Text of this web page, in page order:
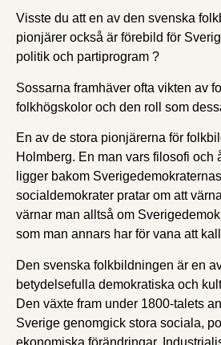
Visste du att en av den svenska
pionjärer också är förebild för
politik och partiprogram ?
Sossarna framhäver ofta vikten av
folkhögskolor och den roll som
En av de stora pionjärerna för
Holmberg. En man vars filosofi och
ligger bakom
socialdemokrater pratar om att
värnar man alltså om
som man annars har för vana att
Den svenska folkbildningen är en
betydelsefulla demokratiska och
Den växte fram under 1800-talets
Sverige genomgick stora sociala,
ekonomiska förändringar.